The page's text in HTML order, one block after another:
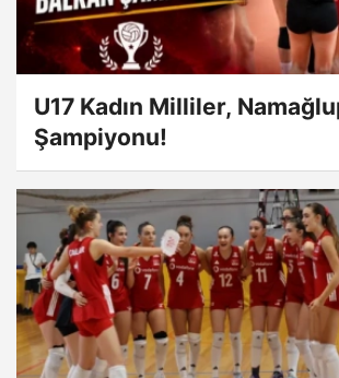
U17 Kadın Milliler,
Şampiyonu!